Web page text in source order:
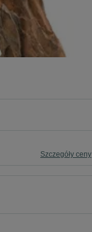
Szczegóły ceny